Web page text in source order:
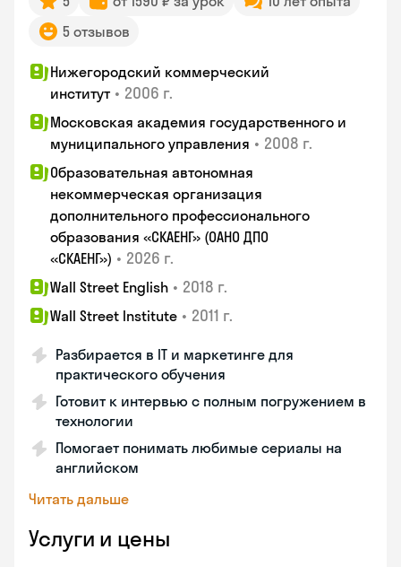
5 отзывов
Нижегородский коммерческий
институт • 2006 г.
Московская академия государственного и
муниципального управления • 2008 г.
Образовательная автономная
некоммерческая организация
дополнительного профессионального
образования «СКАЕНГ» (ОАНО ДПО
«СКАЕНГ») • 2026 г.
Wall Street English • 2018 г.
Wall Street Institute • 2011 г.
Разбирается в IT и маркетинге для
практического обучения
Готовит к интервью с полным погружением в
технологии
Помогает понимать любимые сериалы на
английском
Читать дальше
Услуги и цены